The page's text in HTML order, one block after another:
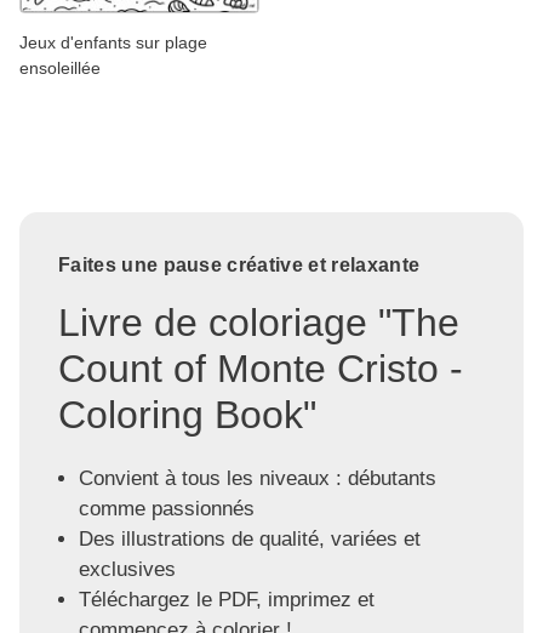
Jeux d'enfants sur plage
ensoleillée
Faites une pause créative et relaxante
Livre de coloriage "The
Count of Monte Cristo -
Coloring Book"
Convient à tous les niveaux : débutants
comme passionnés
Des illustrations de qualité, variées et
exclusives
Téléchargez le PDF, imprimez et